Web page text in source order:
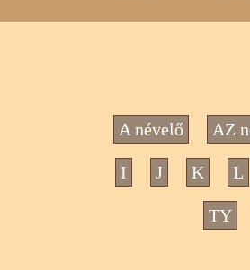
A névelő AZ
I J K L
TY